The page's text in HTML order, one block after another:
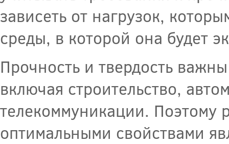
зависеть от нагрузок,
среды, в которой она будет
Прочность и твердость
включая строительство,
телекоммуникации. Поэтому
оптимальными свойствами